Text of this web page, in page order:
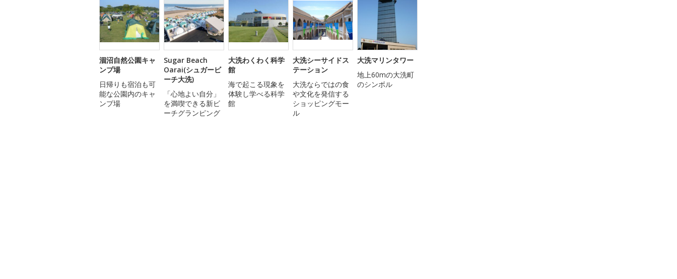
涸沼自然公園キャ
ンプ場
日帰りも宿泊も可
能な公園内のキャ
ンプ場
Sugar Beach
Oarai(シュガービ
ーチ大洗)
「心地よい自分」
を満喫できる新ビ
ーチグランピング
大洗わくわく科学
館
海で起こる現象を
体験し学べる科学
館
大洗シーサイドス
テーション
大洗ならではの食
や文化を発信する
ショッピングモー
ル
大洗マリンタワー
地上60mの大洗町
のシンボル